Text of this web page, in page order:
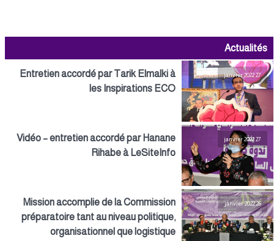
Actualités
27 janvier 2022
Entretien accordé par Tarik Elmalki à
les Inspirations ECO
27 janvier 2022
Vidéo – entretien accordé par Hanane
Rihabe à LeSiteInfo
26 janvier 2022
Mission accomplie de la Commission
préparatoire tant au niveau politique,
organisationnel que logistique